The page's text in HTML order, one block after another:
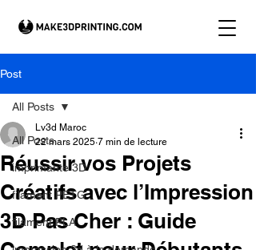
Post
All Posts
imprimante 3D
filament PETG
filament PLA
All Posts
Réussir vos Projets
Créatifs avec l’Impression
3D Pas Cher : Guide
Lv3d Maroc
22 mars 2025 7 min de lecture